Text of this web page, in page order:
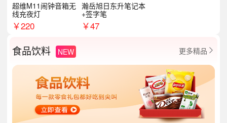
超维M11闹钟音箱无
线充夜灯
￥220
瀚岳旭日东升笔记本
+签字笔
￥47
食品饮料 NEW 更多精品 